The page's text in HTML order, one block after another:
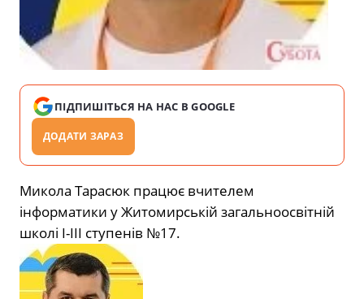
ПІДПИШІТЬСЯ НА НАС В GOOGLE
ДОДАТИ ЗАРАЗ
Микола Тарасюк працює вчителем
інформатики у Житомирській загальноосвітній
школі І-ІІІ ступенів №17.